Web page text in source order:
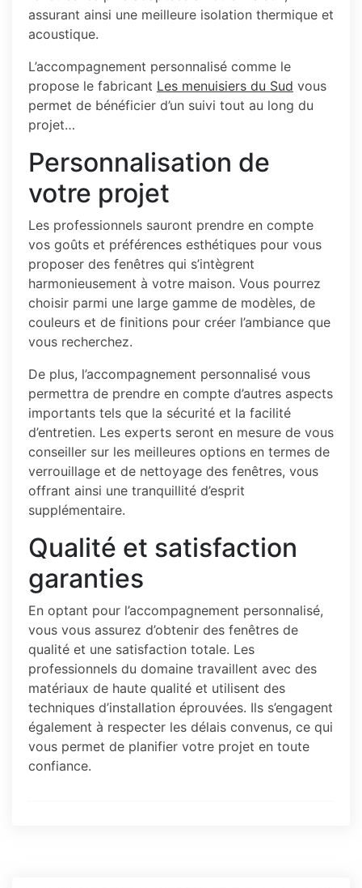
assurant ainsi une meilleure isolation thermique et
acoustique.
L’accompagnement personnalisé comme le
propose le fabricant Les menuisiers du Sud vous
permet de bénéficier d’un suivi tout au long du
projet…
Personnalisation de
votre projet
Les professionnels sauront prendre en compte
vos goûts et préférences esthétiques pour vous
proposer des fenêtres qui s’intègrent
harmonieusement à votre maison. Vous pourrez
choisir parmi une large gamme de modèles, de
couleurs et de finitions pour créer l’ambiance que
vous recherchez.
De plus, l’accompagnement personnalisé vous
permettra de prendre en compte d’autres aspects
importants tels que la sécurité et la facilité
d’entretien. Les experts seront en mesure de vous
conseiller sur les meilleures options en termes de
verrouillage et de nettoyage des fenêtres, vous
offrant ainsi une tranquillité d’esprit
supplémentaire.
Qualité et satisfaction
garanties
En optant pour l’accompagnement personnalisé,
vous vous assurez d’obtenir des fenêtres de
qualité et une satisfaction totale. Les
professionnels du domaine travaillent avec des
matériaux de haute qualité et utilisent des
techniques d’installation éprouvées. Ils s’engagent
également à respecter les délais convenus, ce qui
vous permet de planifier votre projet en toute
confiance.